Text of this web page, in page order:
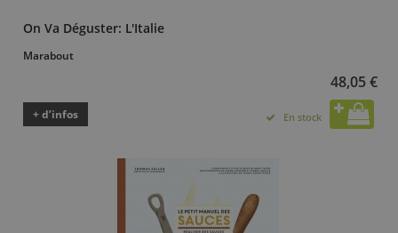
On Va Déguster: L'Italie
Marabout
48,05 €
+ d’infos En stock